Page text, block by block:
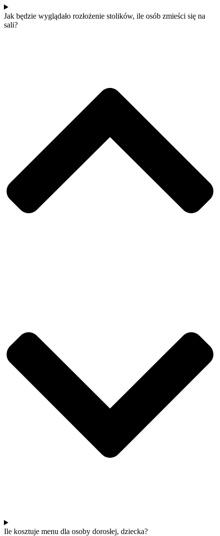
Jak będzie wyglądało rozłożenie stolików, ile osób zmieści się na
sali?
Ile kosztuje menu dla osoby dorosłej, dziecka?